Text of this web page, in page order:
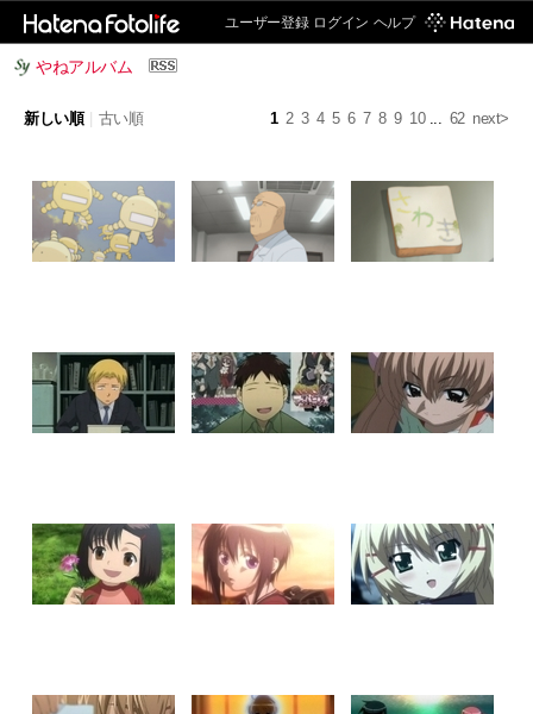
ユーザー登録 ログイン ヘルプ
やねアルバム
1 2 3 4 5 6 7 8 9 10... 62 next>
新しい順 | 古い順